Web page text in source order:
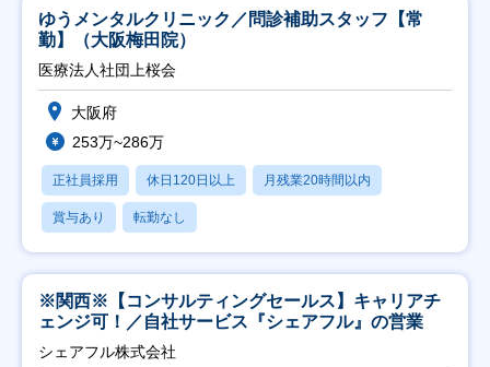
ゆうメンタルクリニック／問診補助スタッフ【常
勤】（大阪梅田院）
医療法人社団上桜会
大阪府
253万~286万
正社員採用 休日120日以上 月残業20時間以内
賞与あり 転勤なし
※関西※【コンサルティングセールス】キャリアチ
ェンジ可！／自社サービス『シェアフル』の営業
シェアフル株式会社